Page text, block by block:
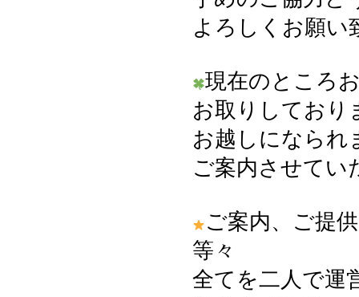
よろしくお願い
現在のところ
お取りしており
お越しになられ
ご案内させてい
ご案内、ご提
等々
全てを二人で運